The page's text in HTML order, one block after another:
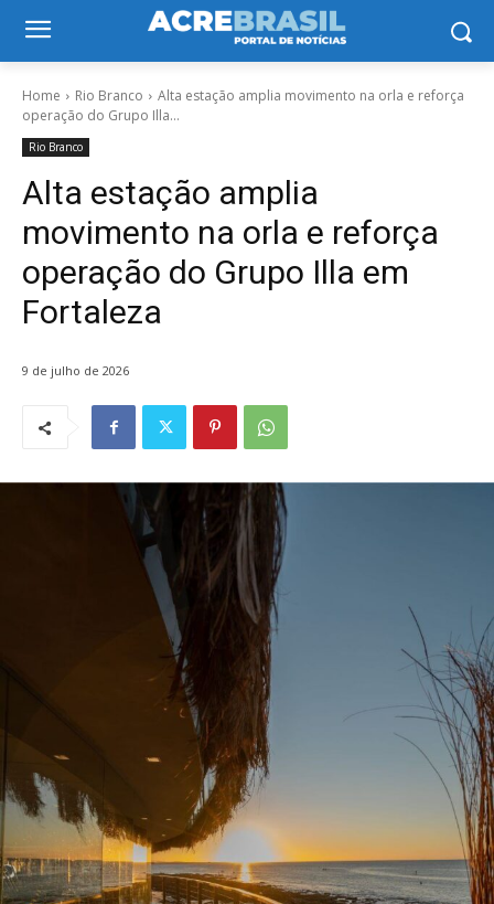
Home Rio Branco
Alta estação amplia movimento na orla e reforça
operação do Grupo Illa...
Rio Branco
Alta estação amplia
movimento na orla e reforça
operação do Grupo Illa em
Fortaleza
9 de julho de 2026